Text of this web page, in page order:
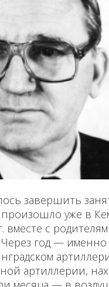
завершить
уже в
вместе с
год —
артил­лерии,